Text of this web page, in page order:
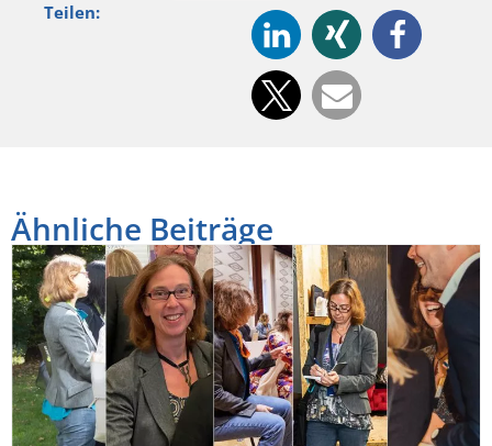
Teilen:
Ähnliche Beiträge